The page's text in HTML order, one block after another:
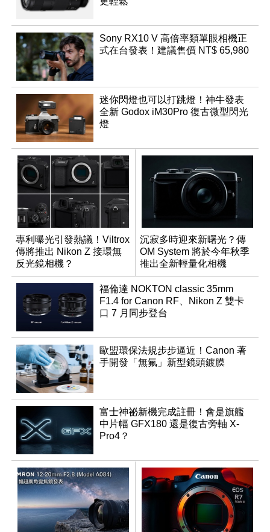
Sony RX10 V 高倍率類單眼相機正
式在台發表！建議售價 NT$ 65,980
迷你閃燈也可以打跳燈！神牛發表
全新 Godox iM30Pro 復古微型閃光
燈
專利曝光引發熱議！Viltrox
傳將推出 Nikon Z 接環無
反光鏡相機？
沉寂多時迎來新曙光？傳
OM System 將於今年秋季
推出全新輕量化相機
福倫達 NOKTON classic 35mm
F1.4 for Canon RF、Nikon Z 雙卡
口 7 月同步登台
歐盟環保法規步步逼近！Canon 著
手開發「無氟」新型鏡頭鍍膜
富士神祕新機完成註冊！會是旗艦
中片幅 GFX180 還是復古旁軸 X-
Pro4？